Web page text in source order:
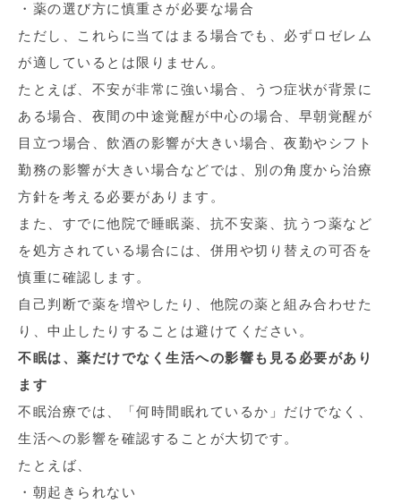
・薬の選び方に慎重さが必要な場合
ただし、これらに当てはまる場合でも、必ずロゼレム
が適しているとは限りません。
たとえば、不安が非常に強い場合、うつ症状が背景に
ある場合、夜間の中途覚醒が中心の場合、早朝覚醒が
目立つ場合、飲酒の影響が大きい場合、夜勤やシフト
勤務の影響が大きい場合などでは、別の角度から治療
方針を考える必要があります。
また、すでに他院で睡眠薬、抗不安薬、抗うつ薬など
を処方されている場合には、併用や切り替えの可否を
慎重に確認します。
自己判断で薬を増やしたり、他院の薬と組み合わせた
り、中止したりすることは避けてください。
不眠は、薬だけでなく生活への影響も見る必要があり
ます
不眠治療では、「何時間眠れているか」だけでなく、
生活への影響を確認することが大切です。
たとえば、
・朝起きられない